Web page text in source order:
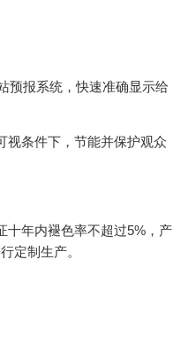
预报系统，快速准确显示给
视条件下，节能并保护观众
十年内褪色率不超过5%，产
定制生产。